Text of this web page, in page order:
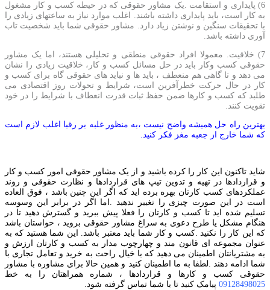
6) پایداری و استقامت .یک مشاور حقوقی که در حیطه کسب و کار مشغول
به کار است، باید پایداری داشته باشند. اغلب موارد نیاز به ساعتهای زیادی را
با تحقیقات سنگین و نوشتن زیاد دارد. مشاور حقوقی شما باید شخصیت تاب
آوری داشته باشد.
7) خلاقیت. معمولا افراد حقوقی منطقی و تحلیلی هستند، اما یک مشاور
حقوقی کسب وکار باید در حل مسائل کسب و کار، خلاقیت زیادی را نشان
می دهد و تا گاهی هم منعطف ، باید ها و نباید های حقوقی گاه برای کسب و
کار در حال حرکت خطرآفرین است، شرایط و تحولات روز اقتصادی می
طلبد که کسب و کارها ضمن حفظ ثبات قدرت انعطاف با شرایط را در خود
تقویت کنند.
بهترین راه حل همیشه واضح نیست ،به منظور غلبه بر رقبا اغلب لازم است
که شما خارج از جعبه مغز فکر کنید.
شاید تاکنون این کار را کرده باشید و از یک مشاور حقوقی امور کسب و کار
و قراردادها در تهیه و تدوین تیپ های قراردادها و نظارت حقوقی و روند
عملکردهای کسب کارتان بهره برده اید که اگر این چنین باشد ، فوق العاده
است در این صورت چیزی را تغییر ندهید .اما اگر در برابر این وسوسه
تسلیم شده اید تا کسب و کارتان را فعلا پیش ببرید و گسترش دهید تا در
هنگام مشکل یا طرح دعوی به سراغ مشاور حقوقی بروید ، حواستان باشد
که این کار را نکنید .کسب و کار شما باید معتبر باشد. این شما هستید که به
عنوان مجموعه ای قانون مند و چهارچوب مدار به کسب و کارتان ارزش و
به مشتریانتان اطمینان می دهید که با خیال راحت به خرید و تعامل تجاری با
شما ادامه دهند .لطفا به ما اطمینان کنید و همین حالا برای مشاوره با مشاور
حقوقی کسب و کارها و قراردادها ، شماره همراهتان را به خط
09128498025 پیامک کنید تا با شما تماس گرفته شود.